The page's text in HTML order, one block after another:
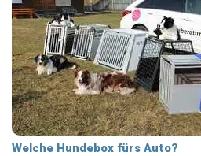
Welche Hundebox fürs Auto?